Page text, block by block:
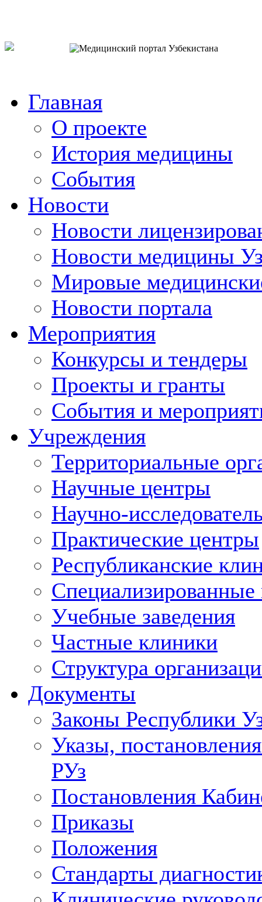
Главная
О проекте
История медицины
События
Новости
Новости
Новости медицины
Мировые
Новости портала
Мероприятия
Конкурсы и тендеры
Проекты и гранты
События и
Учреждения
Территориальные
Научные центры
Научно-
Практические центры
Республиканские
Учебные заведения
Частные клиники
Структура
Документы
Законы Республики
Указы,
РУз
Постановления
Приказы
Положения
Стандарты